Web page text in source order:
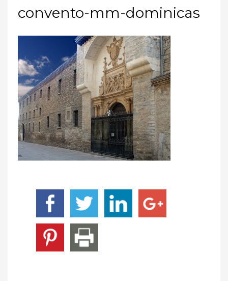
convento-mm-dominicas